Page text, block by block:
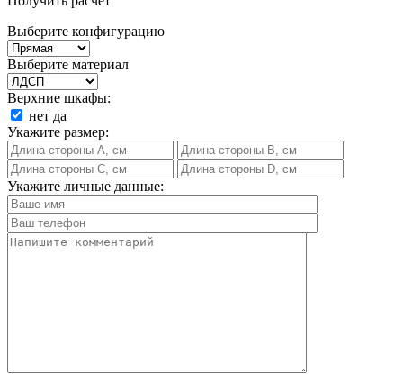
Выберите конфигурацию
Выберите материал
Верхние шкафы:
нет да
Укажите размер:
Укажите личные данные: